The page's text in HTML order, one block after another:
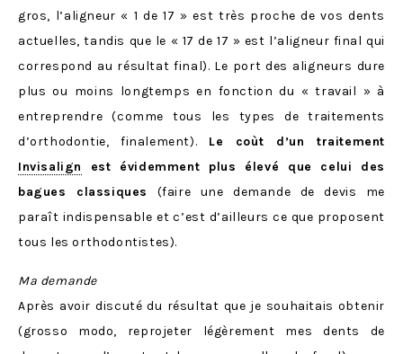
gros, l’aligneur « 1 de 17 » est très proche de vos dents
actuelles, tandis que le « 17 de 17 » est l’aligneur final qui
correspond au résultat final). Le port des aligneurs dure
plus ou moins longtemps en fonction du « travail » à
entreprendre (comme tous les types de traitements
d’orthodontie, finalement). Le coùt d’un traitement
Invisalign
est évidemment plus élevé que celui des
bagues classiques
(faire une demande de devis me
paraît indispensable et c’est d’ailleurs ce que proposent
tous les orthodontistes).
Ma demande
Après avoir discuté du résultat que je souhaitais obtenir
(grosso modo, reprojeter légèrement mes dents de